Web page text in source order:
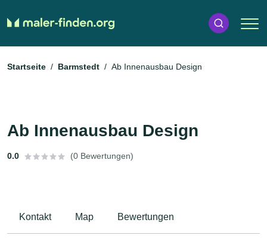
Startseite Barmstedt Ab Innenausbau Design
Ab Innenausbau Design
0.0 (0 Bewertungen)
Kontakt Map Bewertungen